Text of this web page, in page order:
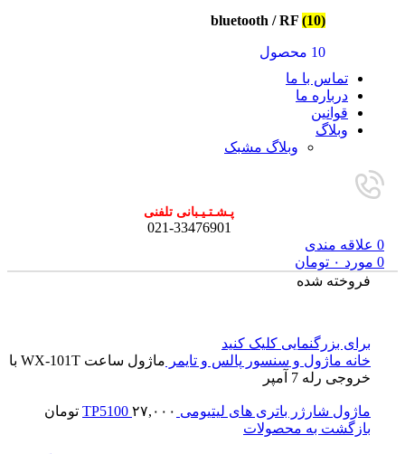
bluetooth / RF (10)
10 محصول
تماس با ما
درباره ما
قوانین
وبلاگ
وبلاگ مشبک
پـشـتـیـبانی تلفنی
021-33476901
0 علاقه مندی
0 مورد ۰ تومان
فروخته شده
برای بزرگنمایی کلیک کنید
خانه ماژول و سنسور پالس و تایمر
ماژول ساعت WX-101T با
خروجی رله 7 آمپر
ماژول شارژر باتری های لیتیومی TP5100 ۲۷,۰۰۰
تومان
بازگشت به محصولات